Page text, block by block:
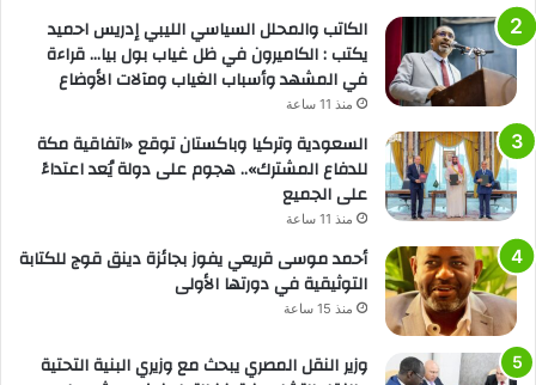
الكاتب والمحلل السياسي الليبي إدريس احميد
يكتب : الكاميرون في ظل غياب بول بيا… قراءة
في المشهد وأسباب الغياب ومآلات الأوضاع
منذ 11 ساعة
السعودية وتركيا وباكستان توقع «اتفاقية مكة
للدفاع المشترك».. هجوم على دولة يُعد اعتداءً
على الجميع
منذ 11 ساعة
أحمد موسى قريعي يفوز بجائزة دينق قوج للكتابة
التوثيقية في دورتها الأولى
منذ 15 ساعة
وزير النقل المصري يبحث مع وزيري البنية التحتية